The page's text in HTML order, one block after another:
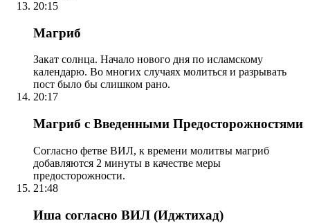
20:15
Магриб
Закат солнца. Начало нового дня по исламскому
календарю. Во многих случаях молиться и разрывать
пост было бы слишком рано.
20:17
Магриб с Введенными Предосторожностями
Согласно фетве ВИЛ, к времени молитвы магриб
добавляются 2 минуты в качестве меры
предосторожности.
21:48
Иша согласно ВИЛ (Иджтихад)